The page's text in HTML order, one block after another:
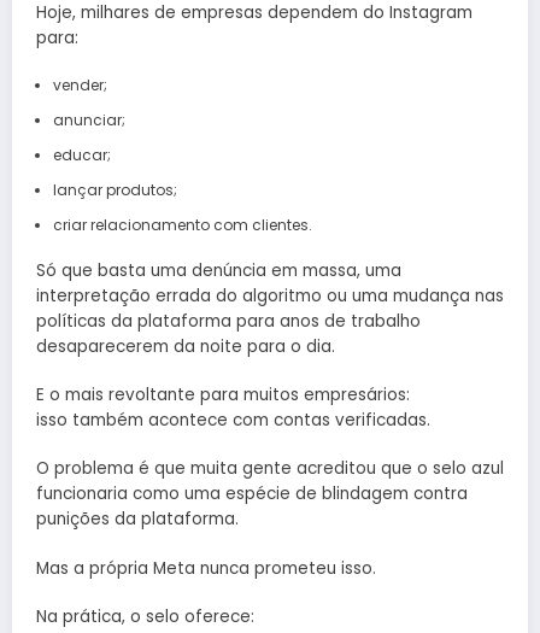
Hoje, milhares de empresas dependem do Instagram
para:
vender;
anunciar;
educar;
lançar produtos;
criar relacionamento com clientes.
Só que basta uma denúncia em massa, uma
interpretação errada do algoritmo ou uma mudança nas
políticas da plataforma para anos de trabalho
desaparecerem da noite para o dia.
E o mais revoltante para muitos empresários:
isso também acontece com contas verificadas.
O problema é que muita gente acreditou que o selo azul
funcionaria como uma espécie de blindagem contra
punições da plataforma.
Mas a própria Meta nunca prometeu isso.
Na prática, o selo oferece: